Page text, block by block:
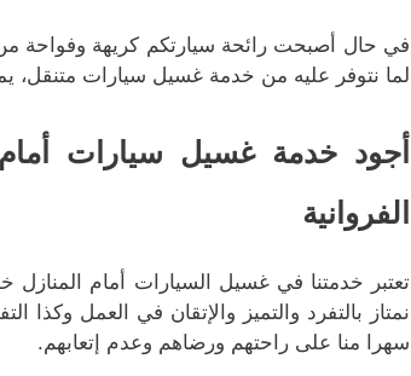
في حال أصبحت رائحة سيارتكم كريهة وفواحة من
لما نتوفر عليه من خدمة غسيل سيارات متنقل،
أجود خدمة غسيل سيارات
الفروانية
تعتبر خدمتنا في غسيل السيارات أمام
نمتاز بالتفرد والتميز والإتقان في العمل وكذا
سهرا منا على راحتهم ورضاهم وعدم إتعابهم.